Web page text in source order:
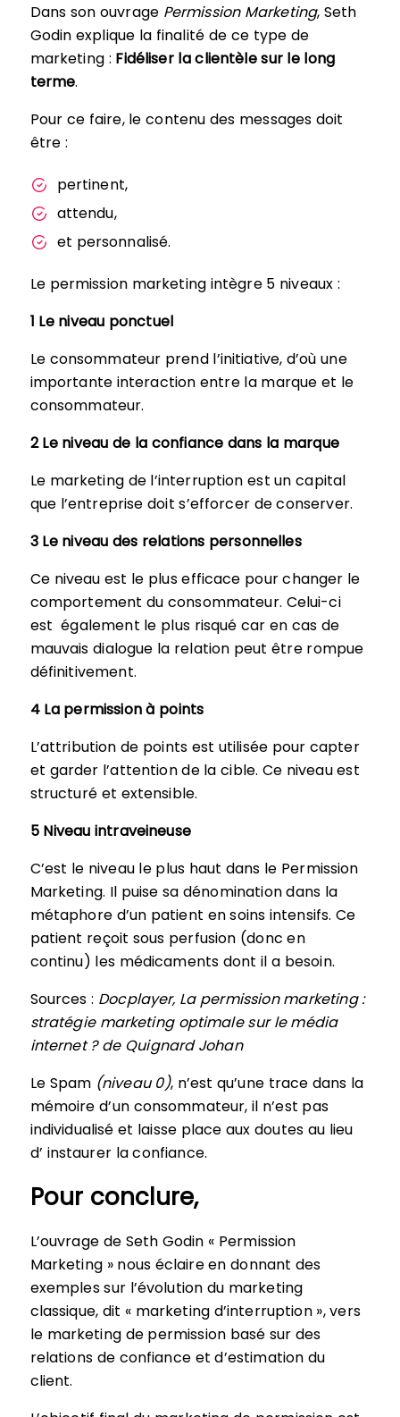
Dans son ouvrage Permission Marketing, Seth
Godin explique la finalité de ce type de
marketing : Fidéliser la clientèle sur le long
terme.
Pour ce faire, le contenu des messages doit
être :
pertinent,
attendu,
et personnalisé.
Le permission marketing intègre 5 niveaux :
1 Le niveau ponctuel
Le consommateur prend l’initiative, d’où une
importante interaction entre la marque et le
consommateur.
2 Le niveau de la confiance dans la marque
Le marketing de l’interruption est un capital
que l’entreprise doit s’efforcer de conserver.
3 Le niveau des relations personnelles
Ce niveau est le plus efficace pour changer le
comportement du consommateur. Celui-ci
est également le plus risqué car en cas de
mauvais dialogue la relation peut être rompue
définitivement.
4 La permission à points
L’attribution de points est utilisée pour capter
et garder l’attention de la cible. Ce niveau est
structuré et extensible.
5 Niveau intraveineuse
C’est le niveau le plus haut dans le Permission
Marketing. Il puise sa dénomination dans la
métaphore d’un patient en soins intensifs. Ce
patient reçoit sous perfusion (donc en
continu) les médicaments dont il a besoin.
Sources : Docplayer, La permission marketing :
stratégie marketing optimale sur le média
internet ? de Quignard Johan
Le Spam (niveau 0), n’est qu’une trace dans la
mémoire d’un consommateur, il n’est pas
individualisé et laisse place aux doutes au lieu
d’ instaurer la confiance.
Pour conclure,
L’ouvrage de Seth Godin « Permission
Marketing » nous éclaire en donnant des
exemples sur l’évolution du marketing
classique, dit « marketing d’interruption », vers
le marketing de permission basé sur des
relations de confiance et d’estimation du
client.